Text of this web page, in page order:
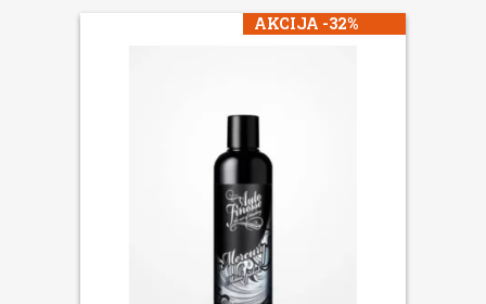
AKCIJA -32%